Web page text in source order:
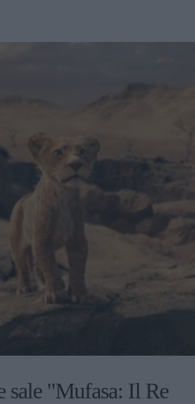
sale "Mufasa: Il Re